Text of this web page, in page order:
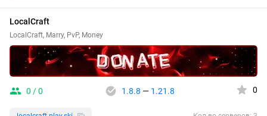
LocalCraft
LocalCraft, Marry, PvP, Money
0 / 0 1.8.8 — 1.21.8 0